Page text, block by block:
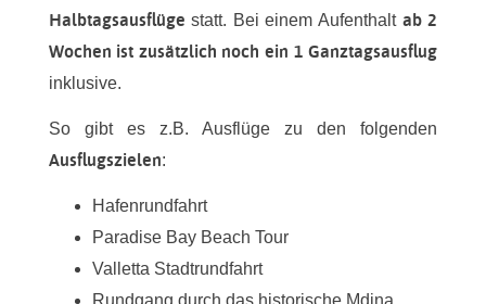
Halbtagsausflüge statt. Bei einem Aufenthalt ab 2
Wochen ist zusätzlich noch ein 1 Ganztagsausflug
inklusive.
So gibt es z.B. Ausflüge zu den folgenden
Ausflugszielen:
Hafenrundfahrt
Paradise Bay Beach Tour
Valletta Stadtrundfahrt
Rundgang durch das historische Mdina